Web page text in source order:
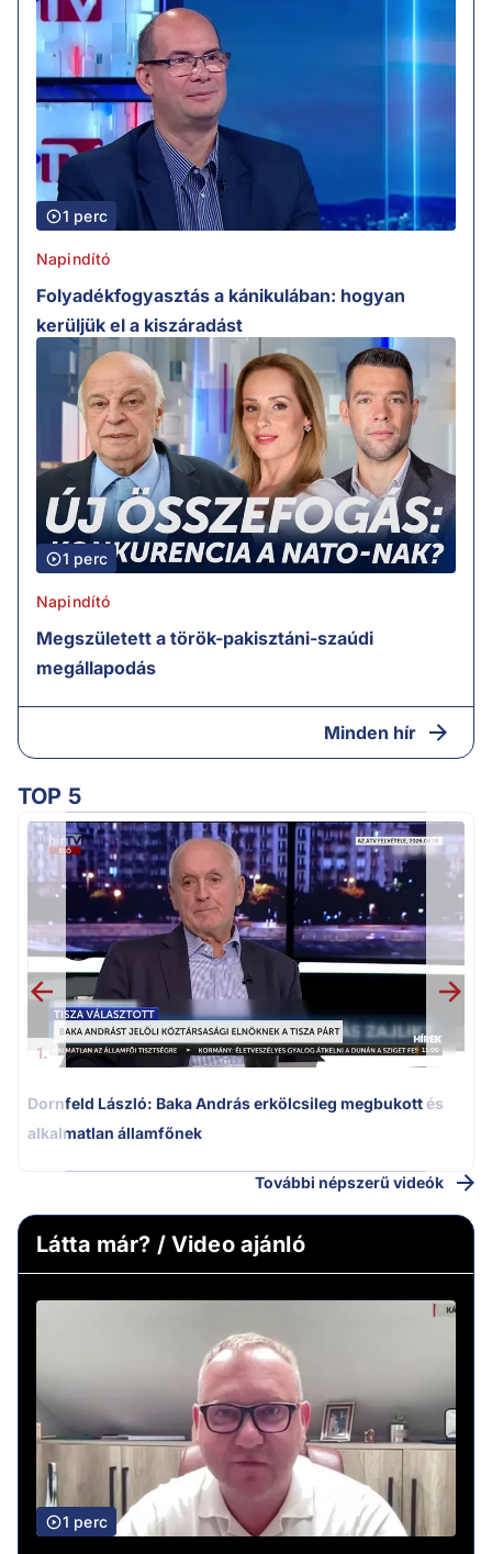
1 perc
Napindító
Folyadékfogyasztás a kánikulában: hogyan
kerüljük el a kiszáradást
1 perc
Napindító
Megszületett a török-pakisztáni-szaúdi
megállapodás
Minden hír
TOP 5
1.
Dornfeld László: Baka András erkölcsileg megbukott és
alkalmatlan államfőnek
További népszerű videók
Látta már? / Video ajánló
1 perc